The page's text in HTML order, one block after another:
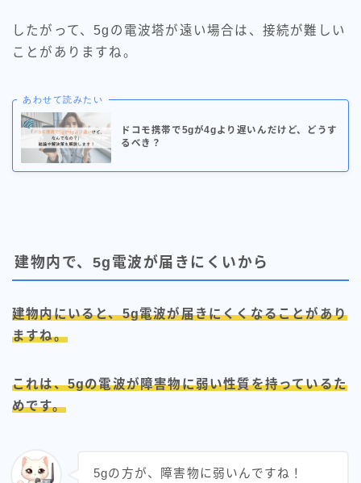
したがって、5gの電波塔が遠い場合は、接続が難しい
ことがありますね。
あわせて読みたい
ドコモ携帯で5gが4gより遅いんだけど、どうす
るべき？
建物内で、5g電波が届きにくいから
建物内にいると、5g電波が届きにくくなることがあり
ますね。
これは、5gの電波が障害物に弱い性質を持っているた
めです。
5gの方が、障害物に弱いんですね！